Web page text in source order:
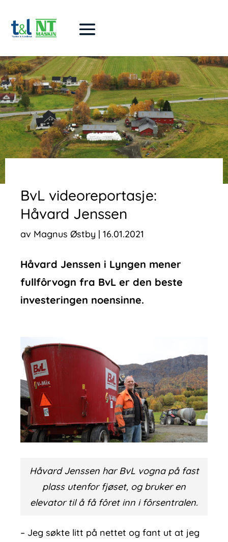
BvL videoreportasje:
Håvard Jenssen
av Magnus Østby | 16.01.2021
Håvard Jenssen i Lyngen mener
fullfôrvogn fra BvL er den beste
investeringen noensinne.
Håvard Jenssen har BvL vogna på fast
plass utenfor fjøset, og bruker en
elevator til å få fôret inn i fôrsentralen.
– Jeg søkte litt på nettet og fant ut at jeg